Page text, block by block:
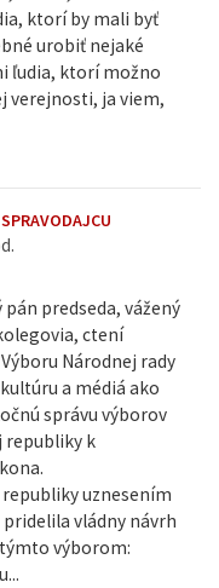
ktorí by mali byť
urobiť nejaké
ľudia, ktorí možno
verejnosti, ja viem,
pán predseda, vážený
ctení
Národnej rady
a médiá ako
správu výborov
republiky k
uznesením
pridelila vládny návrh
výborom: